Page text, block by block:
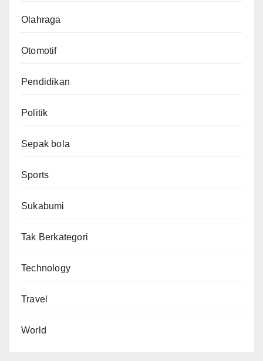
Olahraga
Otomotif
Pendidikan
Politik
Sepak bola
Sports
Sukabumi
Tak Berkategori
Technology
Travel
World